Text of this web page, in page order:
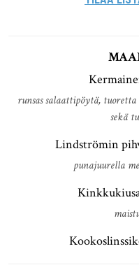
runsas salaattipöytä,
sekä
Lindströmin
punajuurella